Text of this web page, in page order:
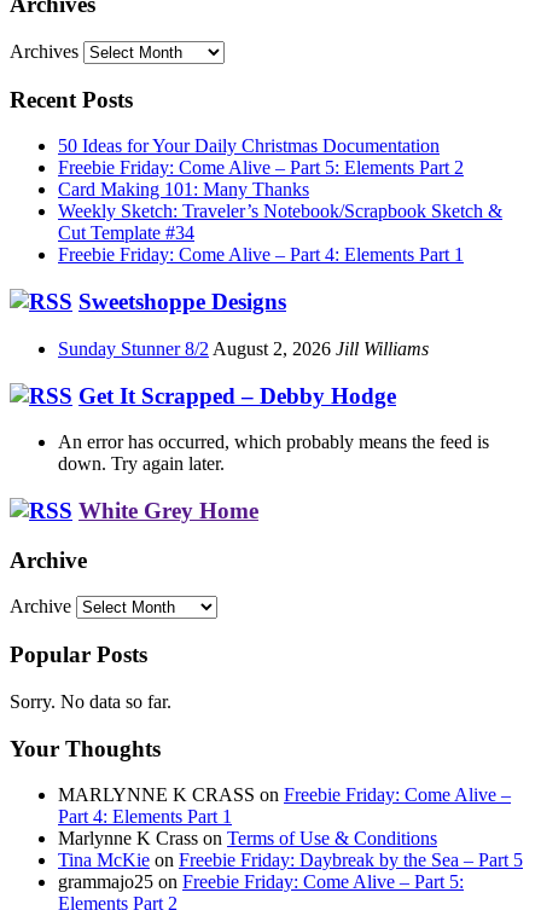
Archives
Recent Posts
50 Ideas for Your Daily Christmas Documentation
Freebie Friday: Come Alive – Part 5: Elements Part 2
Card Making 101: Many Thanks
Weekly Sketch: Traveler’s Notebook/Scrapbook Sketch &
Cut Template #34
Freebie Friday: Come Alive – Part 4: Elements Part 1
Sweetshoppe Designs
Sunday Stunner 8/2 August 2, 2026 Jill Williams
Get It Scrapped – Debby Hodge
An error has occurred, which probably means the feed is
down. Try again later.
White Grey Home
Archive
Archive
Popular Posts
Sorry. No data so far.
Your Thoughts
MARLYNNE K CRASS on Freebie Friday: Come Alive –
Part 4: Elements Part 1
Marlynne K Crass on Terms of Use & Conditions
Tina McKie on Freebie Friday: Daybreak by the Sea – Part 5
grammajo25 on Freebie Friday: Come Alive – Part 5:
Elements Part 2